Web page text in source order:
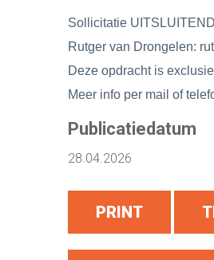
Sollicitatie
Rutger van Drongelen:
Deze opdracht is
Meer info per mail of
Publicatiedatum
28.04.2026